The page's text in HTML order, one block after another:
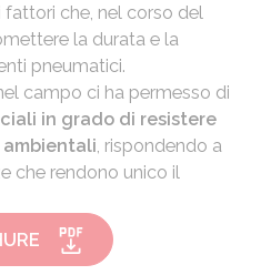
che, nel corso del
la durata e la
pneumatici.
campo ci ha permesso di
in grado di resistere
, rispondendo a
che rendono unico il